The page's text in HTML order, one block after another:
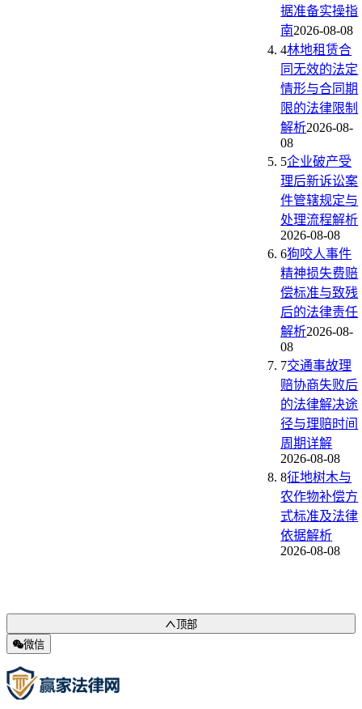
据准备实操指
南2026-08-08
4林地租赁合
同无效的法定
情形与合同期
限的法律限制
解析2026-08-
08
5企业破产受
理后新诉讼案
件管辖规定与
处理流程解析
2026-08-08
6狗咬人事件
精神损失费赔
偿标准与致残
后的法律责任
解析2026-08-
08
7交通事故理
赔协商失败后
的法律解决途
径与理赔时间
周期详解
2026-08-08
8征地树木与
农作物补偿方
式标准及法律
依据解析
2026-08-08
顶部
微信